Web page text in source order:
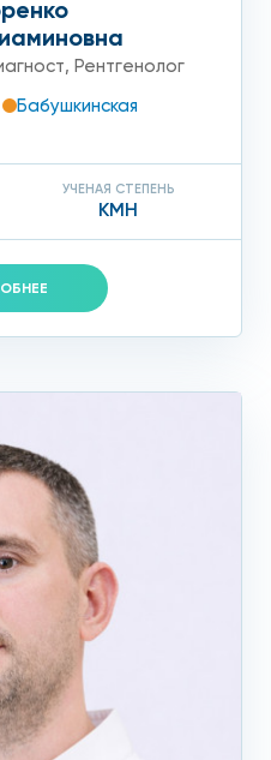
, Рентгенолог
Бабушкинская
УЧЕНАЯ СТЕПЕНЬ
КМН